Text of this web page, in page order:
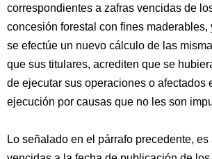
correspondientes a zafras vencidas de
concesión forestal con fines maderables,
se efectúe un nuevo cálculo de las
que sus titulares, acrediten que se
de ejecutar sus operaciones o afectados
ejecución por causas que no les son
Lo señalado en el párrafo precedente,